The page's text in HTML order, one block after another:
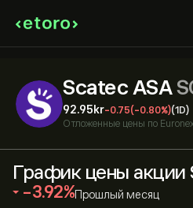
Scatec ASA
92.95‎kr‎-0.75(-0.80%)(1D)
Отложенные цены по
График цены акции
‎-3.92‎ Прошлый месяц